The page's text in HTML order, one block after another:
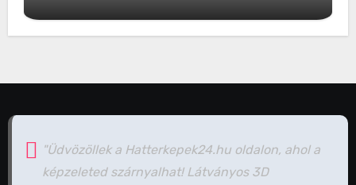
"Üdvözöllek a Hatterkepek24.hu oldalon, ahol a
képzeleted szárnyalhat! Látványos 3D